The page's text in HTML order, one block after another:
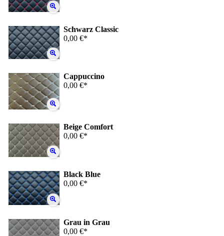
Schwarz Classic
0,00 €*
Cappuccino
0,00 €*
Beige Comfort
0,00 €*
Black Blue
0,00 €*
Grau in Grau
0,00 €*